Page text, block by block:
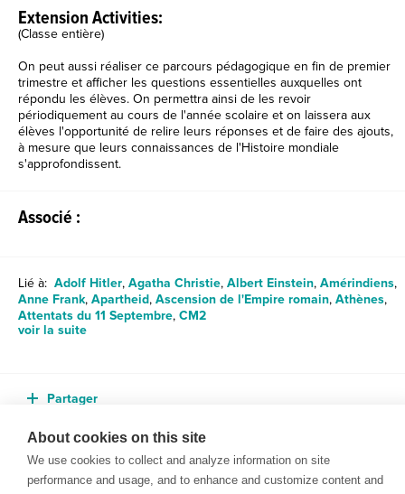
Extension Activities:
(Classe entière)
On peut aussi réaliser ce parcours pédagogique en fin de premier
trimestre et afficher les questions essentielles auxquelles ont
répondu les élèves. On permettra ainsi de les revoir
périodiquement au cours de l'année scolaire et on laissera aux
élèves l'opportunité de relire leurs réponses et de faire des ajouts,
à mesure que leurs connaissances de l'Histoire mondiale
s'approfondissent.
Associé :
Lié à: Adolf Hitler, Agatha Christie, Albert Einstein, Amérindiens,
Anne Frank, Apartheid, Ascension de l'Empire romain, Athènes,
Attentats du 11 Septembre, CM2
voir la suite
Partager
About cookies on this site
We use cookies to collect and analyze information on site
performance and usage, and to enhance and customize content and